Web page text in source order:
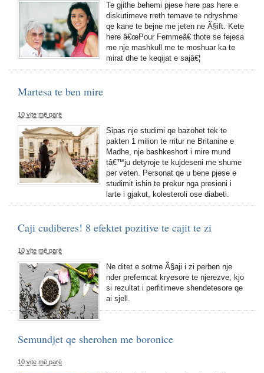
Te gjithe behemi pjese here pas here e
diskutimeve rreth temave te ndryshme
qe kane te bejne me jeten ne Ã§ift. Kete
here â€œPour Femmeâ€ thote se fejesa
me nje mashkull me te moshuar ka te
mirat dhe te keqijat e sajâ€¦
Martesa te ben mire
10 vite më parë
Sipas nje studimi qe bazohet tek te
pakten 1 milion te rritur ne Britanine e
Madhe, nje bashkeshort i mire mund
tâ€™ju detyroje te kujdeseni me shume
per veten. Personat qe u bene pjese e
studimit ishin te prekur nga presioni i
larte i gjakut, kolesteroli ose diabeti.
Caji cudiberes! 8 efektet pozitive te cajit te zi
10 vite më parë
Ne ditet e sotme Ã§aji i zi perben nje
nder preferncat kryesore te njerezve, kjo
si rezultat i perfitimeve shendetesore qe
ai sjell.
Semundjet qe sherohen me boronice
10 vite më parë